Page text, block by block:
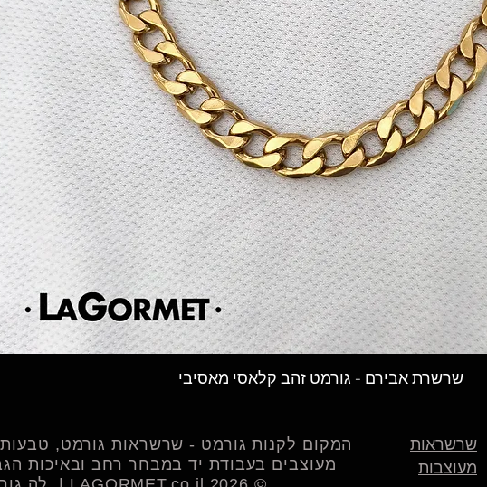
תצוגה מהירה
שרשרת אבירם - גורמט זהב קלאסי מאסיבי
המקום לקנות גורמט - שרשראות גורמט, טבעות
מעוצבים בעבודת יד במבחר רחב ובאיכות
שרשראות
מעוצבות